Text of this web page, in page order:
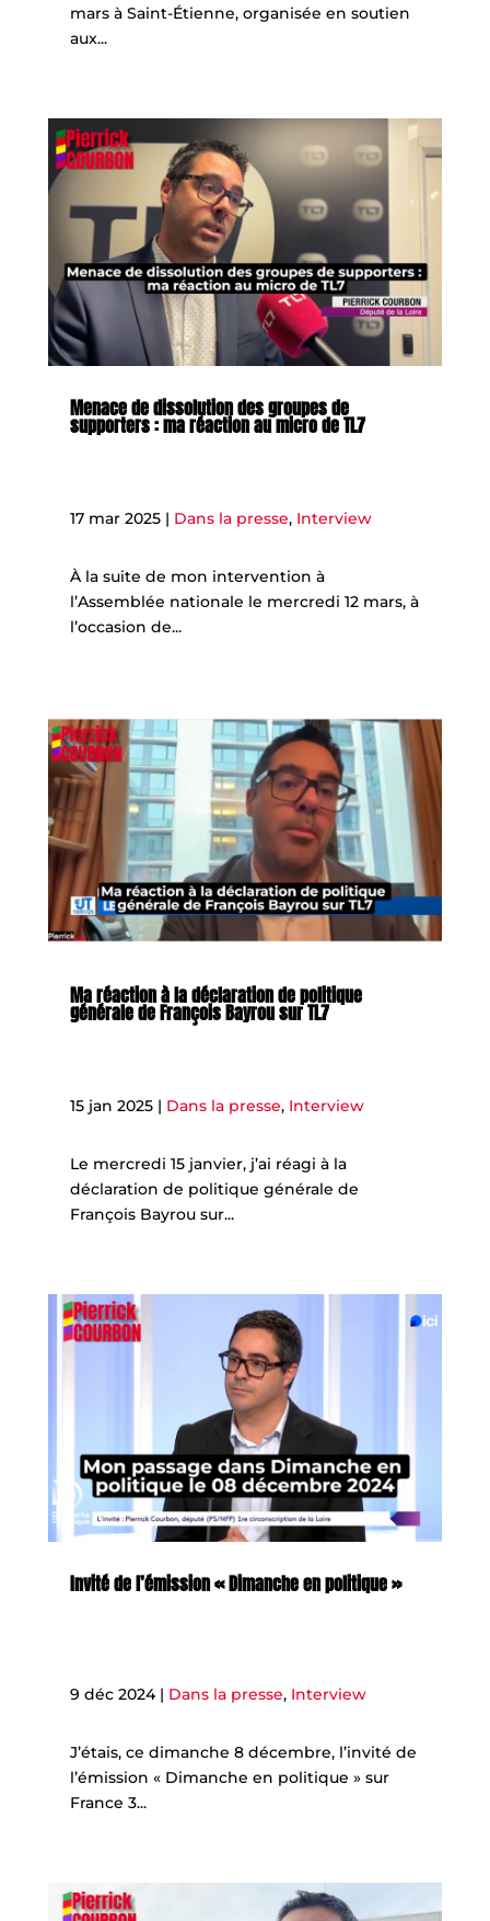
mars à Saint-Étienne, organisée en soutien
aux...
Menace de dissolution des groupes de
supporters : ma réaction au micro de TL7
17 mar 2025| Dans la presse, Interview
À la suite de mon intervention à
l’Assemblée nationale le mercredi 12 mars, à
l’occasion de...
Ma réaction à la déclaration de politique
générale de François Bayrou sur TL7
15 jan 2025| Dans la presse, Interview
Le mercredi 15 janvier, j’ai réagi à la
déclaration de politique générale de
François Bayrou sur...
Invité de l’émission « Dimanche en politique »
9 déc 2024| Dans la presse, Interview
J’étais, ce dimanche 8 décembre, l’invité de
l’émission « Dimanche en politique » sur
France 3...